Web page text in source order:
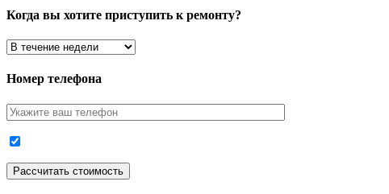
Когда вы хотите приступить к ремонту?
Номер телефона